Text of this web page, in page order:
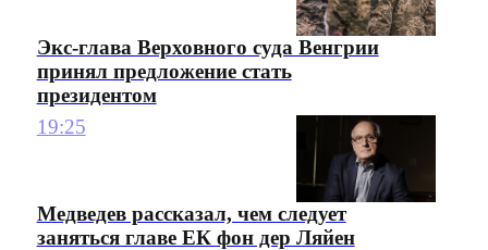
Экс-глава Верховного суда Венгрии
принял предложение стать
президентом
19:25
Медведев рассказал, чем следует
заняться главе ЕК фон дер Ляйен